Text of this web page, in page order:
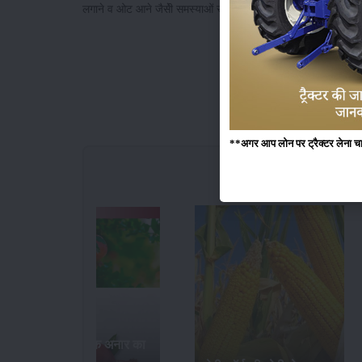
लगाने व ओट आने जैसेी समस्याओं से मुक्ति मिल सकेगी।
**अगर आप लोन पर ट्रैक्टर लेना